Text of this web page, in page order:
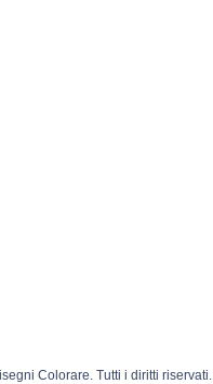
Colorare. Tutti i diritti riservati.